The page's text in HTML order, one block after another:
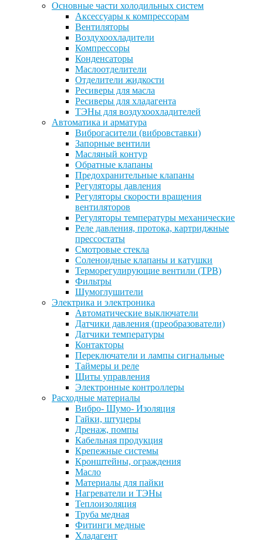
Основные части холодильных систем
Аксессуары к компрессорам
Вентиляторы
Воздухоохладители
Компрессоры
Конденсаторы
Маслоотделители
Отделители жидкости
Ресиверы для масла
Ресиверы для хладагента
ТЭНы для воздухоохладителей
Автоматика и арматура
Виброгасители (вибровставки)
Запорные вентили
Масляный контур
Обратные клапаны
Предохранительные клапаны
Регуляторы давления
Регуляторы скорости вращения
вентиляторов
Регуляторы температуры механические
Реле давления, протока, картриджные
прессостаты
Смотровые стекла
Соленоидные клапаны и катушки
Терморегулирующие вентили (ТРВ)
Фильтры
Шумоглушители
Электрика и электроника
Автоматические выключатели
Датчики давления (преобразователи)
Датчики температуры
Контакторы
Переключатели и лампы сигнальные
Таймеры и реле
Щиты управления
Электронные контроллеры
Расходные материалы
Вибро- Шумо- Изоляция
Гайки, штуцеры
Дренаж, помпы
Кабельная продукция
Крепежные системы
Кронштейны, ограждения
Масло
Материалы для пайки
Нагреватели и ТЭНы
Теплоизоляция
Труба медная
Фитинги медные
Хладагент